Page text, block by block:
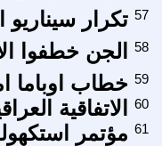
تكرار 57
الجن خطفوا 58
خطاب اوباما 59
الاتفاقية
60
مؤتمر 61